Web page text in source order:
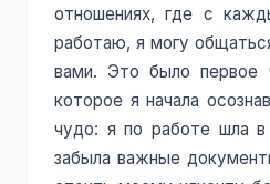
отношениях, где с
работаю, я могу
вами. Это было первое
которое я начала
чудо: я по работе шла
забыла важные